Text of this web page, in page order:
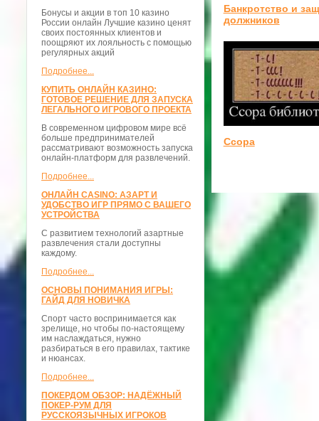
Бонусы и акции в топ 10 казино
России онлайн Лучшие казино ценят
своих постоянных клиентов и
поощряют их лояльность с помощью
регулярных акций
Подробнее...
КУПИТЬ ОНЛАЙН КАЗИНО:
ГОТОВОЕ РЕШЕНИЕ ДЛЯ ЗАПУСКА
ЛЕГАЛЬНОГО ИГРОВОГО ПРОЕКТА
В современном цифровом мире всё
больше предпринимателей
рассматривают возможность запуска
онлайн-платформ для развлечений.
Подробнее...
ОНЛАЙН CASINO: АЗАРТ И
УДОБСТВО ИГР ПРЯМО С ВАШЕГО
УСТРОЙСТВА
С развитием технологий азартные
развлечения стали доступны
каждому.
Подробнее...
ОСНОВЫ ПОНИМАНИЯ ИГРЫ:
ГАЙД ДЛЯ НОВИЧКА
Спорт часто воспринимается как
зрелище, но чтобы по-настоящему
им наслаждаться, нужно
разбираться в его правилах, тактике
и нюансах.
Подробнее...
ПОКЕРДОМ ОБЗОР: НАДЁЖНЫЙ
ПОКЕР-РУМ ДЛЯ
РУССКОЯЗЫЧНЫХ ИГРОКОВ
Банкротство и
должников
Ссора